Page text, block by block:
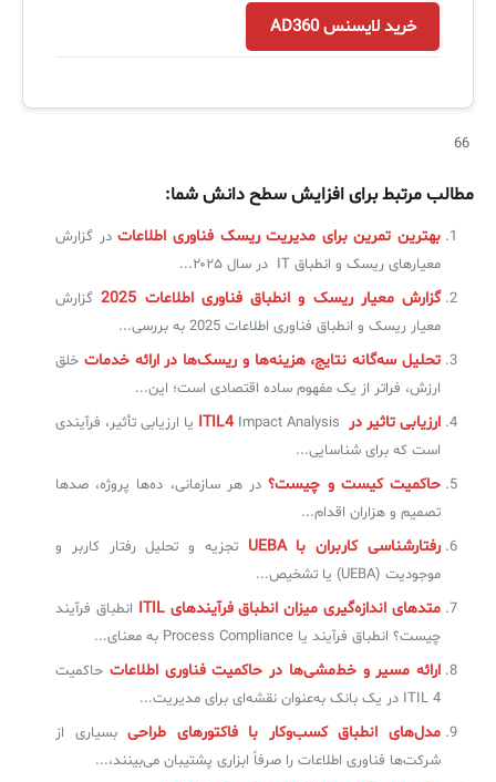
خرید لایسنس AD360
66
مطالب مرتبط برای افزایش سطح دانش شما:
بهترین تمرین برای مدیریت ریسک فناوری اطلاعات در گزارش
معیارهای ریسک و انطباق IT در سال ۲۰۲۵...
گزارش معیار ریسک و انطباق فناوری اطلاعات 2025
گزارش
معیار ریسک و انطباق فناوری اطلاعات 2025 به بررسی...
تحلیل سه‌گانه نتایج، هزینه‌ها و ریسک‌ها در ارائه خدمات خلق
ارزش، فراتر از یک مفهوم ساده اقتصادی است؛ این...
ارزیابی تاثیر در ITIL4
Impact Analysis یا ارزیابی تأثیر، فرآیندی
است که برای شناسایی...
حاکمیت کیست و چیست؟ در هر سازمانی، ده‌ها پروژه، صدها
تصمیم و هزاران اقدام...
رفتارشناسی کاربران با UEBA
تجزیه و تحلیل رفتار کاربر و
موجودیت (UEBA) یا تشخیص...
متدهای اندازه‌گیری میزان انطباق فرآیندهای ITIL
انطباق فرآیند
چیست؟ انطباق فرآیند یا Process Compliance به معنای...
ارائه مسیر و خط‌مشی‌ها در حاکمیت فناوری اطلاعات حاکمیت
ITIL 4 در یک بانک به‌عنوان نقشه‌ای برای مدیریت...
مدل‌های انطباق کسب‌وکار با فاکتورهای طراحی بسیاری از
شرکت‌ها فناوری اطلاعات را صرفاً ابزاری پشتیبان می‌بینند،...